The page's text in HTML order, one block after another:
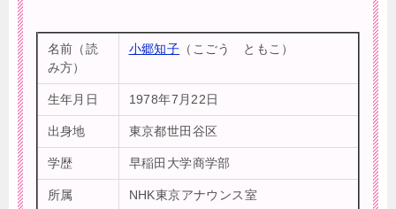
名前（読
み方）
小郷知子 （こごう ともこ）
生年月日 1978年7月22日
出身地 東京都世田谷区
学歴 早稲田大学商学部
所属 NHK東京アナウンス室